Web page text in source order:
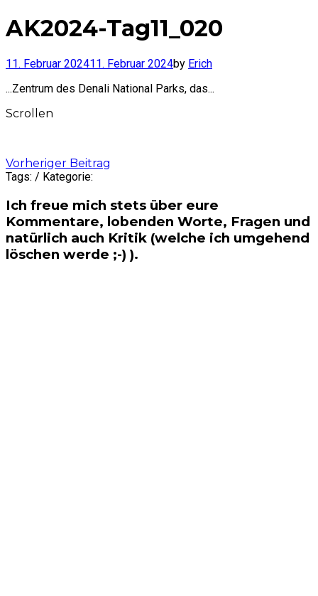
AK2024-Tag11_020
11. Februar 202411. Februar 2024by Erich
...Zentrum des Denali National Parks, das...
Scrollen
Post
navigation
Vorheriger Beitrag
Tags: / Kategorie:
Ich freue mich stets über eure
Kommentare, lobenden Worte, Fragen und
natürlich auch Kritik (welche ich umgehend
löschen werde ;-) ).